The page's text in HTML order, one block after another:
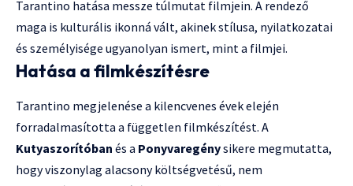
Tarantino hatása messze túlmutat filmjein. A rendező
maga is kulturális ikonná vált, akinek stílusa, nyilatkozatai
és személyisége ugyanolyan ismert, mint a filmjei.
Hatása a filmkészítésre
Tarantino megjelenése a kilencvenes évek elején
forradalmasította a független filmkészítést. A
Kutyaszorítóban és a Ponyvaregénysikere megmutatta,
hogy viszonylag alacsony költségvetésű, nem